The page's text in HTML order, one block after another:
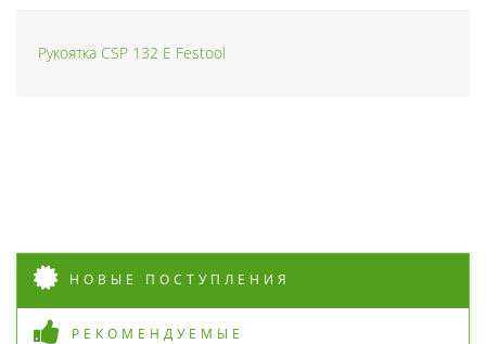
Рукоятка CSP 132 E Festool
НОВЫЕ ПОСТУПЛЕНИЯ
РЕКОМЕНДУЕМЫЕ